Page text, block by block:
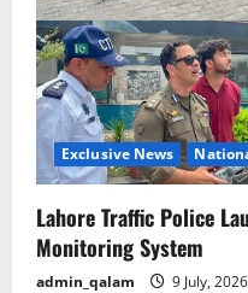
Exclusive News
Lahore Traffic Police
Monitoring System
admin_qalam 9 July, 2026